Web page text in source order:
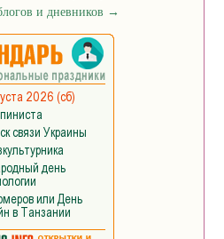
и дневников →